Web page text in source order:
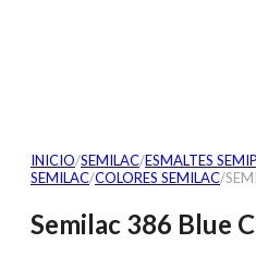
INICIO/SEMILAC/ESMALTES
SEMILAC/COLORES SEMILAC/
Semilac 386 Blue